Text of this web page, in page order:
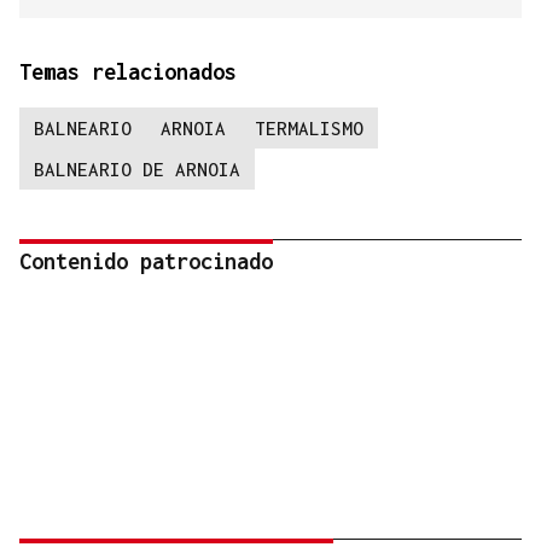
Temas relacionados
BALNEARIO ARNOIA
TERMALISMO
BALNEARIO DE ARNOIA
Contenido patrocinado